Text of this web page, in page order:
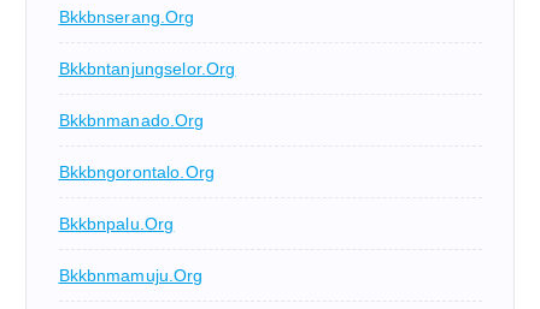
Bkkbnserang.org
Bkkbntanjungselor.org
Bkkbnmanado.org
Bkkbngorontalo.org
Bkkbnpalu.org
Bkkbnmamuju.org